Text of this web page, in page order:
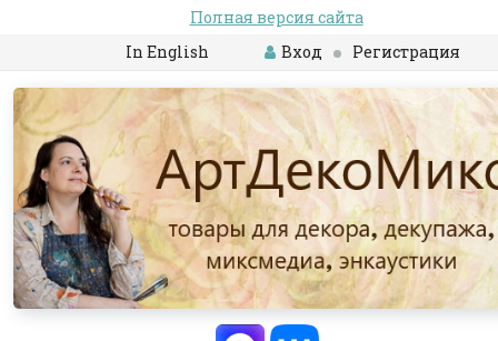
Полная версия сайта
In English
Вход Регистрация